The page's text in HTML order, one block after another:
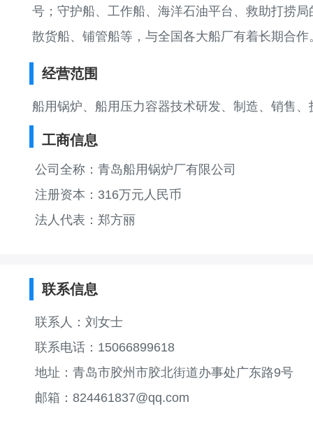
号；守护船、工作船、海洋石油平台、救助打捞
散货船、铺管船等，与全国各大船厂有着长期合作
经营范围
船用锅炉、船用压力容器技术研发、制造、销售
工商信息
公司全称：青岛船用锅炉厂有限公司
注册资本：316万元人民币
法人代表：郑方丽
联系信息
联系人：刘女士
联系电话：15066899618
地址：青岛市胶州市胶北街道办事处广东路9号
邮箱：824461837@qq.com